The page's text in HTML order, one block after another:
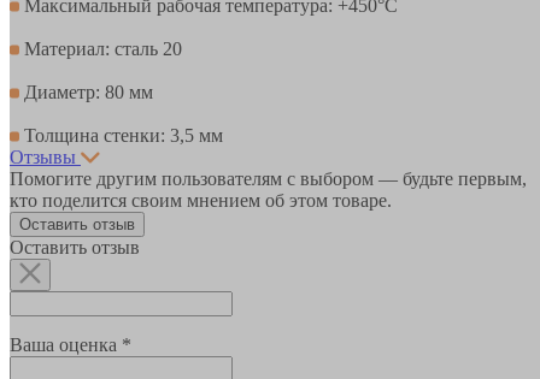
Максимальный рабочая температура: +450°С
Материал: сталь 20
Диаметр: 80 мм
Толщина стенки: 3,5 мм
Отзывы
Помогите другим пользователям с выбором — будьте первым,
кто поделится своим мнением об этом товаре.
Оставить отзыв
Оставить отзыв
Ваша оценка *